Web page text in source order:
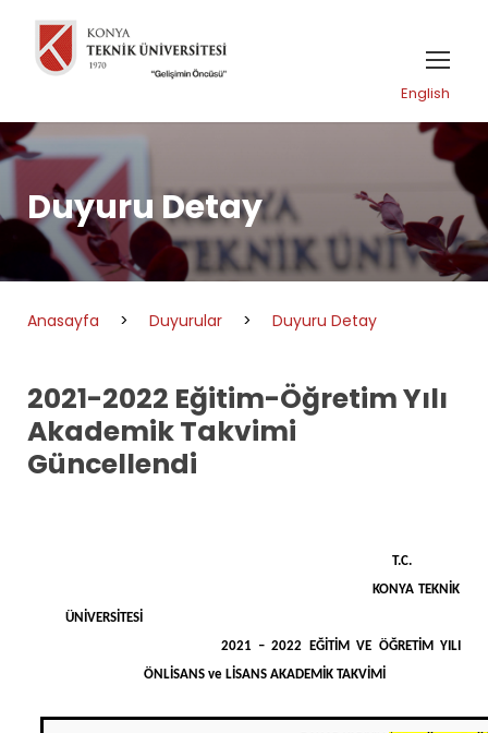
English
Duyuru Detay
Anasayfa > Duyurular > Duyuru Detay
2021-2022 Eğitim-Öğretim Yılı
Akademik Takvimi
Güncellendi
T.C.
KONYA TEKNİK
ÜNİVERSİTESİ
2021 – 2022 EĞİTİM VE ÖĞRETİM YILI
ÖNLİSANS ve LİSANS AKADEMİK TAKVİMİ